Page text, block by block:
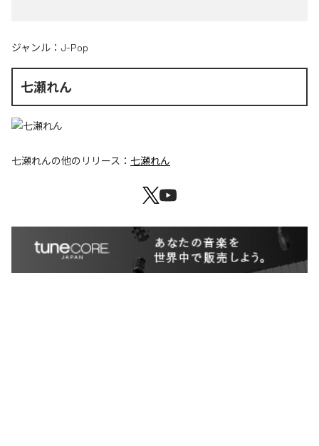
ジャンル： J-Pop
七瀬れん
七瀬れんの他のリリース： 七瀬れん